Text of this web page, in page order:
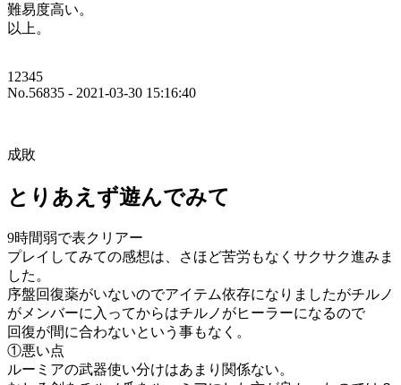
難易度高い。
以上。
12345
No.56835 - 2021-03-30 15:16:40
成敗
とりあえず遊んでみて
9時間弱で表クリアー
プレイしてみての感想は、さほど苦労もなくサクサク進みま
した。
序盤回復薬がいないのでアイテム依存になりましたがチルノ
がメンバーに入ってからはチルノがヒーラーになるので
回復が間に合わないという事もなく。
①悪い点
ルーミアの武器使い分けはあまり関係ない。